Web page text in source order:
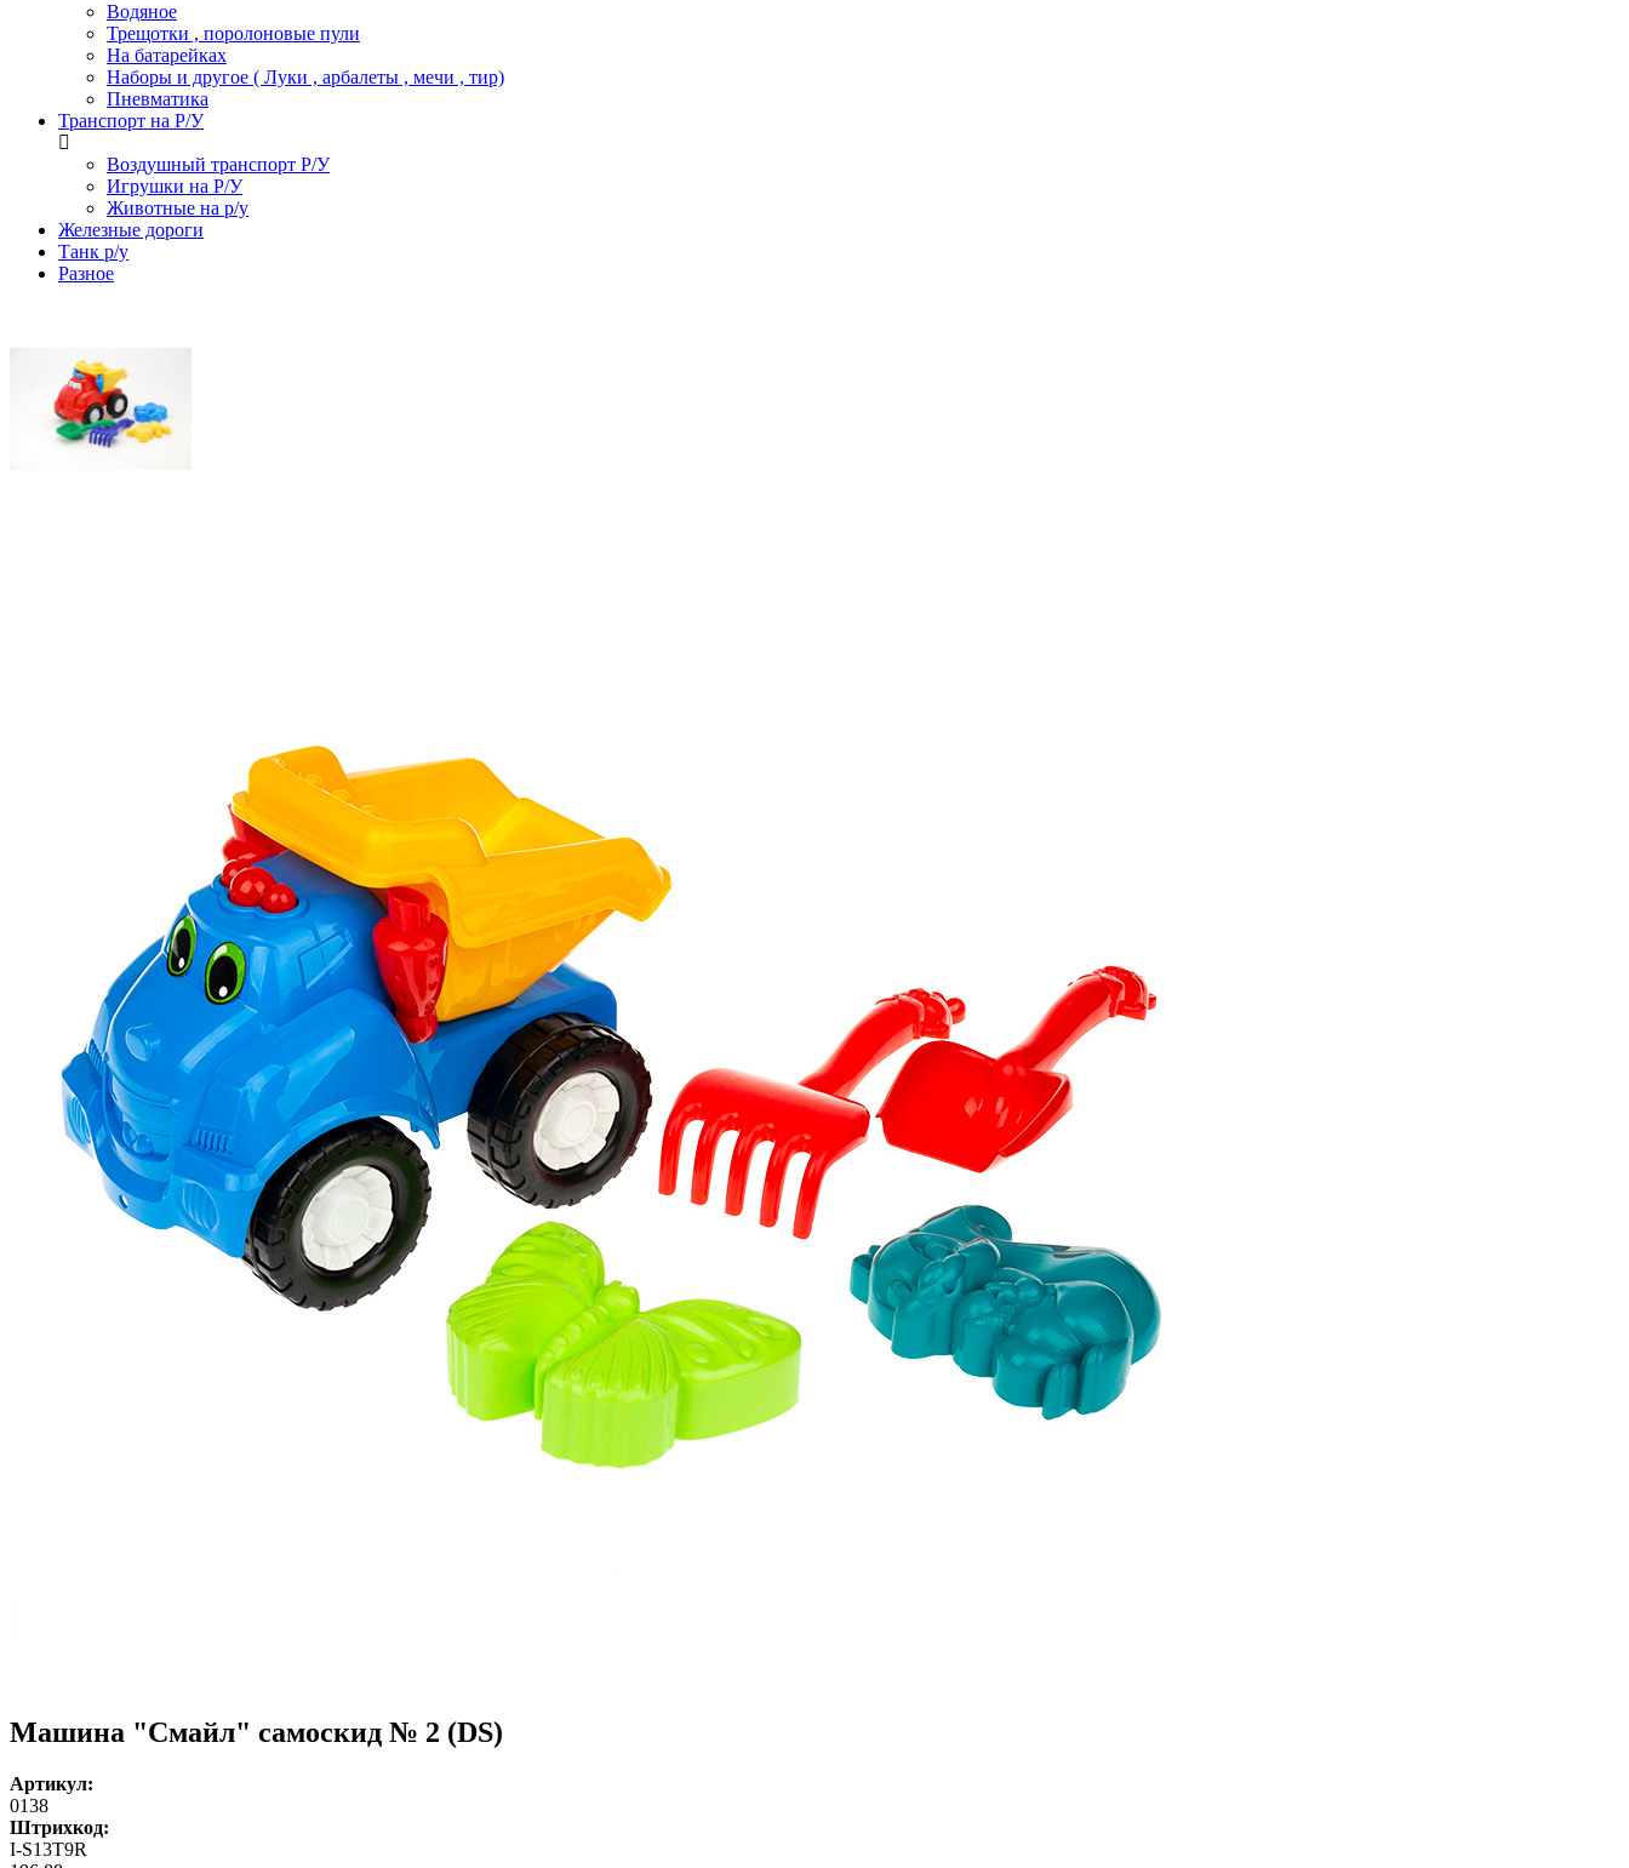
Водяное
Трещотки , поролоновые пули
На батарейках
Наборы и другое ( Луки , арбалеты , мечи , тир)
Пневматика
Транспорт на Р/У
Воздушный транспорт Р/У
Игрушки на Р/У
Животные на р/у
Железные дороги
Танк р/у
Разное
Машина "Cмайл" самоскид № 2 (DS)
Артикул:
0138
Штрихкод:
I-S13T9R